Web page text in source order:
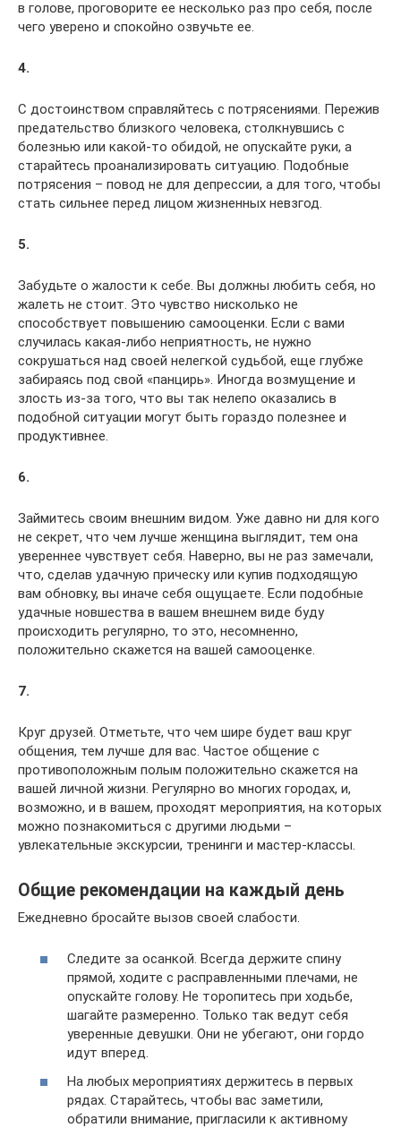
в голове, проговорите ее несколько раз про себя, после
чего уверено и спокойно озвучьте ее.
4.
С достоинством справляйтесь с потрясениями. Пережив
предательство близкого человека, столкнувшись с
болезнью или какой-то обидой, не опускайте руки, а
старайтесь проанализировать ситуацию. Подобные
потрясения – повод не для депрессии, а для того, чтобы
стать сильнее перед лицом жизненных невзгод.
5.
Забудьте о жалости к себе. Вы должны любить себя, но
жалеть не стоит. Это чувство нисколько не
способствует повышению самооценки. Если с вами
случилась какая-либо неприятность, не нужно
сокрушаться над своей нелегкой судьбой, еще глубже
забираясь под свой «панцирь». Иногда возмущение и
злость из-за того, что вы так нелепо оказались в
подобной ситуации могут быть гораздо полезнее и
продуктивнее.
6.
Займитесь своим внешним видом. Уже давно ни для кого
не секрет, что чем лучше женщина выглядит, тем она
увереннее чувствует себя. Наверно, вы не раз замечали,
что, сделав удачную прическу или купив подходящую
вам обновку, вы иначе себя ощущаете. Если подобные
удачные новшества в вашем внешнем виде буду
происходить регулярно, то это, несомненно,
положительно скажется на вашей самооценке.
7.
Круг друзей. Отметьте, что чем шире будет ваш круг
общения, тем лучше для вас. Частое общение с
противоположным полым положительно скажется на
вашей личной жизни. Регулярно во многих городах, и,
возможно, и в вашем, проходят мероприятия, на которых
можно познакомиться с другими людьми –
увлекательные экскурсии, тренинги и мастер-классы.
Общие рекомендации на каждый день
Ежедневно бросайте вызов своей слабости.
Следите за осанкой. Всегда держите спину
прямой, ходите с расправленными плечами, не
опускайте голову. Не торопитесь при ходьбе,
шагайте размеренно. Только так ведут себя
уверенные девушки. Они не убегают, они гордо
идут вперед.
На любых мероприятиях держитесь в первых
рядах. Старайтесь, чтобы вас заметили,
обратили внимание, пригласили к активному